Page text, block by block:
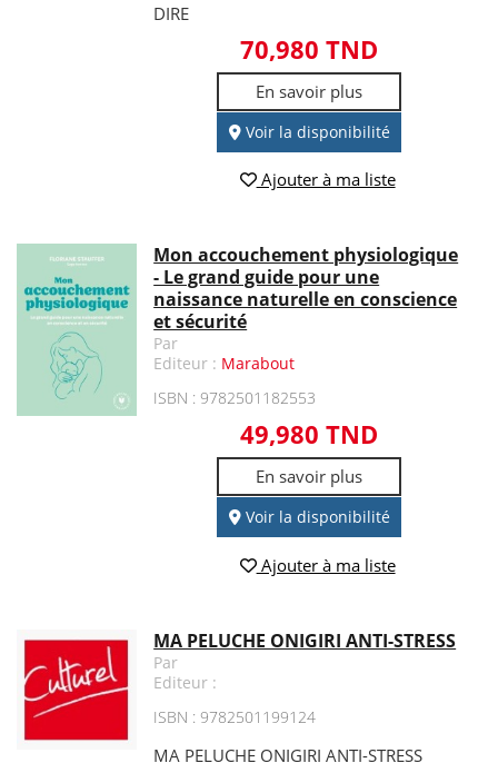
DIRE
70,980 TND
En savoir plus
Voir la disponibilité
Ajouter à ma liste
Mon accouchement physiologique
- Le grand guide pour une
naissance naturelle en conscience
et sécurité
Par
Editeur : Marabout
ISBN : 9782501182553
49,980 TND
En savoir plus
Voir la disponibilité
Ajouter à ma liste
MA PELUCHE ONIGIRI ANTI-STRESS
Par
Editeur :
ISBN : 9782501199124
MA PELUCHE ONIGIRI ANTI-STRESS